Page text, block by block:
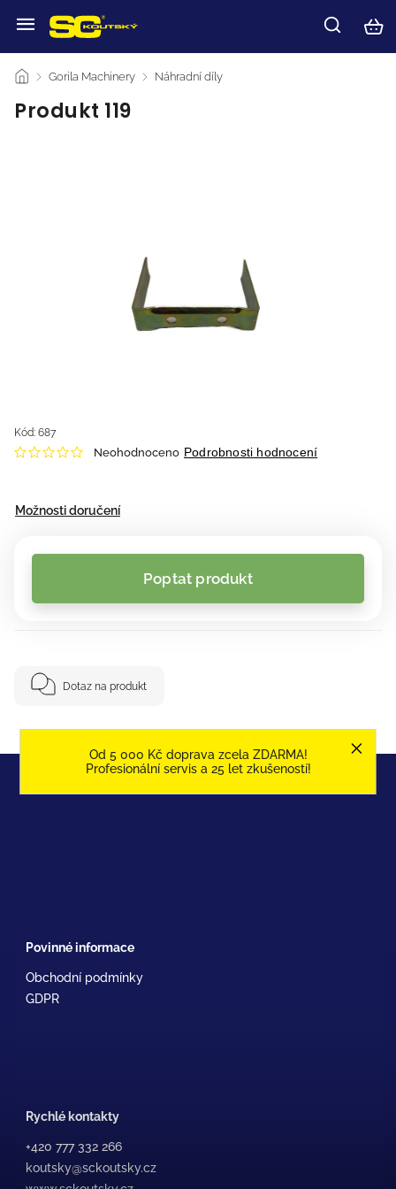
Od 5 000 Kč doprava zcela ZDARMA!
Profesionální servis a 25 let zkušeností!
/ Gorila Machinery / Náhradní díly
Produkt 119
Kód: 687
Neohodnoceno Podrobnosti hodnocení
Možnosti doručení
Poptat produkt
Dotaz na produkt
Povinné informace
Obchodní podmínky
GDPR
Rychlé kontakty
+420 777 332 266
koutsky@sckoutsky.cz